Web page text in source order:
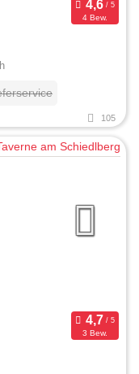
4 Bew.
105
3 Bew.